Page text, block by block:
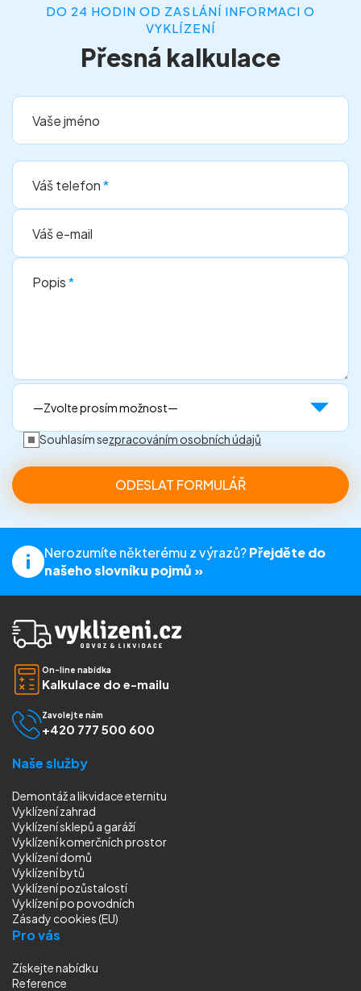
DO 24 HODIN OD ZASLÁNÍ INFORMACI O
VYKLÍZENÍ
Přesná kalkulace
Vaše jméno
Váš telefon*
Váš e-mail
Popis*
Souhlasím sezpracováním osobních údajů
Nerozumíte některému z výrazů?Přejděte do
našeho slovníku pojmů »
On-line nabídka
Kalkulace do e-mailu
Zavolejte nám
+420 777 500 600
Naše služby
Demontáž a likvidace eternitu
Vyklízení zahrad
Vyklízení sklepů a garáží
Vyklízení komerčních prostor
Vyklízení domů
Vyklízení bytů
Vyklízení pozůstalostí
Vyklízenípo povodních
Zásady cookies (EU)
Pro vás
Získejte nabídku
Reference